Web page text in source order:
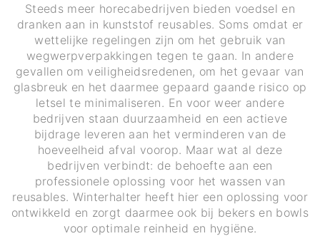
Steeds meer horecabedrijven bieden voedsel en
dranken aan in kunststof reusables. Soms omdat er
wettelijke regelingen zijn om het gebruik van
wegwerpverpakkingen tegen te gaan. In andere
gevallen om veiligheidsredenen, om het gevaar van
glasbreuk en het daarmee gepaard gaande risico op
letsel te minimaliseren. En voor weer andere
bedrijven staan duurzaamheid en een actieve
bijdrage leveren aan het verminderen van de
hoeveelheid afval voorop. Maar wat al deze
bedrijven verbindt: de behoefte aan een
professionele oplossing voor het wassen van
reusables. Winterhalter heeft hier een oplossing voor
ontwikkeld en zorgt daarmee ook bij bekers en bowls
voor optimale reinheid en hygiëne.